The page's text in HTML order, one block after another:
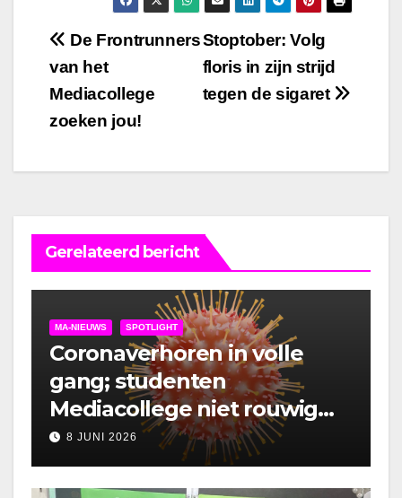
Bericht
navigatie
Stoptober: Volg
floris in zijn strijd
tegen de sigaret
De Frontrunners
van het
Mediacollege
zoeken jou!
Gerelateerd bericht
MA-NIEUWS SPOTLIGHT
Coronaverhoren in volle
gang; studenten
Mediacollege niet rouwig
om lockdown
8 JUNI 2026